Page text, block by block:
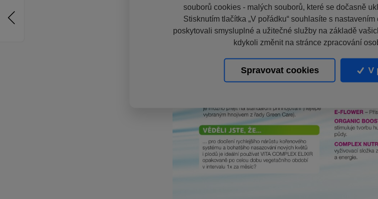
souborů cookies - malých souborů, které se dočasně
Stisknutím tlačítka „V pořádku“ souhlasíte s
poskytovali smysluplné a užitečné služby na základě
kdykoli změnit na stránce zpracování
Spravovat cookies V